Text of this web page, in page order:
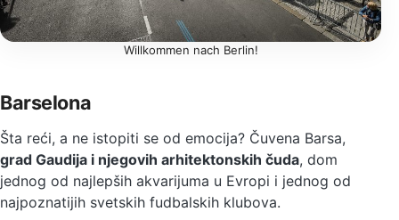
Willkommen nach Berlin!
Barselona
Šta reći, a ne istopiti se od emocija? Čuvena Barsa,
grad Gaudija i njegovih arhitektonskih čuda, dom
jednog od najlepših akvarijuma u Evropi i jednog od
najpoznatijih svetskih fudbalskih klubova.